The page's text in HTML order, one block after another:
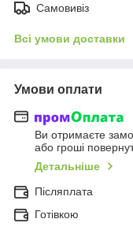
Самовивіз
Всі умови доставки
Умови оплати
Ви отримаєте
або гроші
Детальніше
Післяплата
Готівкою